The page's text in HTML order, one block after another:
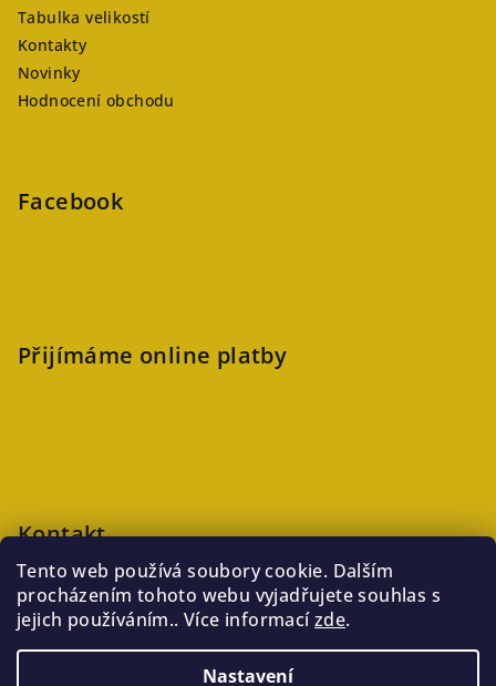
Tento web používá soubory cookie. Dalším
procházením tohoto webu vyjadřujete souhlas s
jejich používáním.. Více informacízde.
Nastavení
Tabulka velikostí
Kontakty
Novinky
Hodnocení obchodu
Facebook
Přijímáme online platby
Kontakt
veronika @kaftanlicious.cz
+420723126237